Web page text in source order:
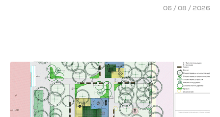
06 / 08 / 2026